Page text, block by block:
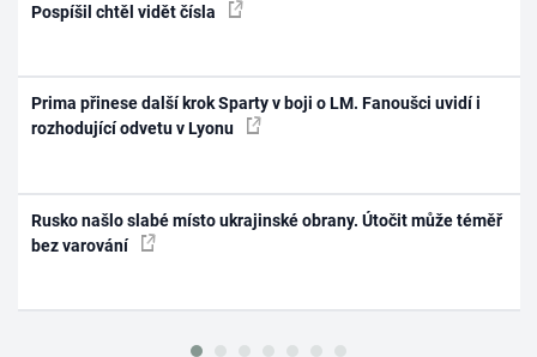
Pospíšil chtěl vidět čísla
Prima přinese další krok Sparty v boji o LM. Fanoušci uvidí i
rozhodující odvetu v Lyonu
Rusko našlo slabé místo ukrajinské obrany. Útočit může téměř
bez varování